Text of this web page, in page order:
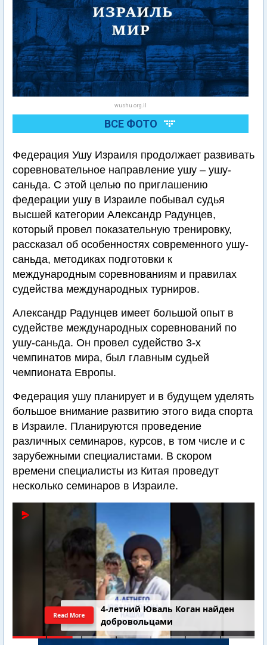
wushu.org.il
ВСЕ ФОТО
Федерация Ушу Израиля продолжает развивать
соревновательное направление ушу – ушу-
саньда. С этой целью по приглашению
федерации ушу в Израиле побывал судья
высшей категории Александр Радунцев,
который провел показательную тренировку,
рассказал об особенностях современного ушу-
саньда, методиках подготовки к
международным соревнованиям и правилах
судейства международных турниров.
Александр Радунцев имеет большой опыт в
судействе международных соревнований по
ушу-саньда. Он провел судейство 3-х
чемпинатов мира, был главным судьей
чемпионата Европы.
Федерация ушу планирует и в будущем уделять
большое внимание развитию этого вида спорта
в Израиле. Планируются проведение
различных семинаров, курсов, в том числе и с
зарубежными специалистами. В скором
времени специалисты из Китая проведут
несколько семинаров в Израиле.
4-летний Юваль Коган найден
добровольцами
Read More